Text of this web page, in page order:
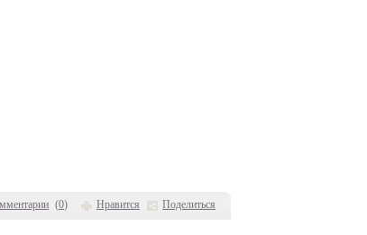
(0) Нравится Поделиться